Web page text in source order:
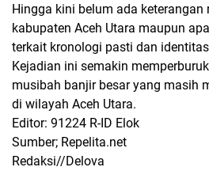
Hingga kini belum ada keterangan
kabupaten Aceh Utara maupun
terkait kronologi pasti dan
Kejadian ini semakin
musibah banjir besar yang masih
di wilayah Aceh Utara.
Editor: 91224 R-ID Elok
Sumber; Repelita.net
Redaksi//Delova